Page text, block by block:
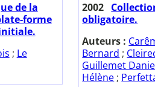
de la
forme
; Le
2002
obligatoire.
Auteurs :
Bernard ;
Guillemet
Hélène ;